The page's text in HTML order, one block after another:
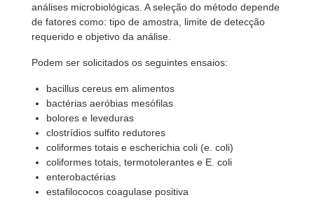
análises microbiológicas. A seleção do método depende
de fatores como: tipo de amostra, limite de detecção
requerido e objetivo da análise.
Podem ser solicitados os seguintes ensaios:
bacillus cereus em alimentos
bactérias aeróbias mesófilas
bolores e leveduras
clostrídios sulfito redutores
coliformes totais e escherichia coli (e. coli)
coliformes totais, termotolerantes e E. coli
enterobactérias
estafilococos coagulase positiva